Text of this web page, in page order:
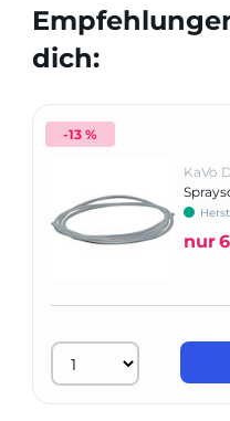
dich:
-13 %
KaVo
nur